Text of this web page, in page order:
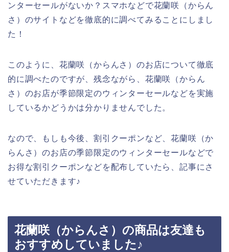
ンターセールがないか？スマホなどで花蘭咲（からん
さ）のサイトなどを徹底的に調べてみることにしまし
た！
このように、花蘭咲（からんさ）のお店について徹底
的に調べたのですが、残念ながら、花蘭咲（からん
さ）のお店が季節限定のウィンターセールなどを実施
しているかどうかは分かりませんでした。
なので、もしも今後、割引クーポンなど、花蘭咲（か
らんさ）のお店の季節限定のウィンターセールなどで
お得な割引クーポンなどを配布していたら、記事にさ
せていただきます♪
花蘭咲（からんさ）の商品は友達も
おすすめしていました♪